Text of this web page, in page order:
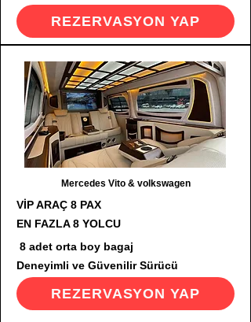
REZERVASYON YAP
Mercedes Vito & volkswagen
VİP ARAÇ 8 PAX
EN FAZLA 8 YOLCU
8 adet orta boy bagaj
Deneyimli ve Güvenilir Sürücü
REZERVASYON YAP